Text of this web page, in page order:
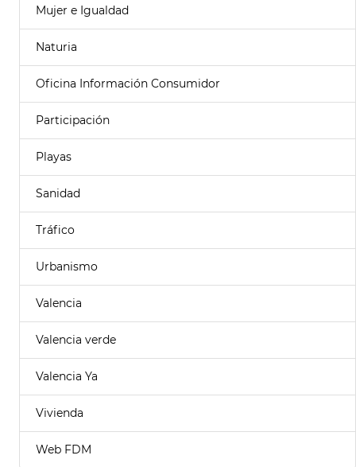
Mujer e Igualdad
Naturia
Oficina Información Consumidor
Participación
Playas
Sanidad
Tráfico
Urbanismo
Valencia
Valencia verde
Valencia Ya
Vivienda
Web FDM